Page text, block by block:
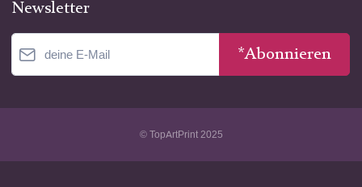
Newsletter
*Abonnieren
© TopArtPrint 2025